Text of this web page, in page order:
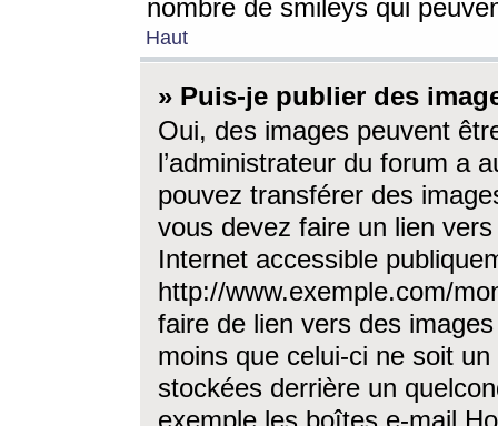
nombre de smileys qui
Haut
» Puis-je publier des
Oui, des images peuvent
l’administrateur du forum a
pouvez transférer des
vous devez faire un lien
Internet accessible
http://www.exemple.com/
faire de lien vers des
moins que celui-ci ne soit
stockées derrière un